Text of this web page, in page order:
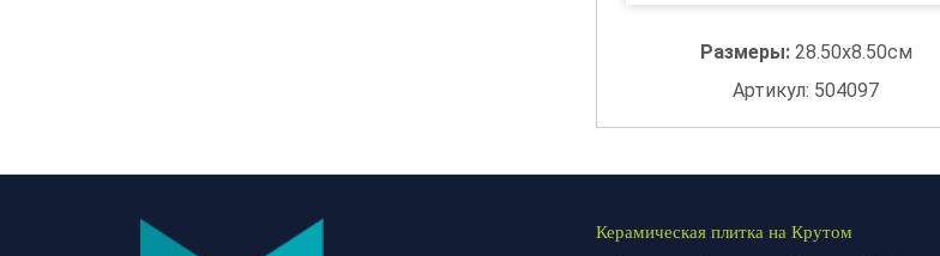
Размеры: 28.50x8.50см
Артикул: 504097
Керамическая плитка на Крутом